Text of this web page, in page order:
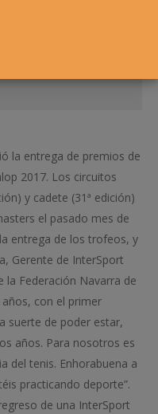
la entrega de premios de
2017. Los circuitos
y cadete (31ª edición)
el pasado mes de
entrega de los trofeos, y
Gerente de InterSport
la Federación Navarra de
con el primer
suerte de poder estar,
años. Para nosotros es
del tenis. Enhorabuena a
practicando deporte”.
de una InterSport